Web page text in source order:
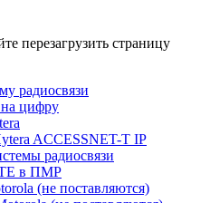
перезагрузить страницу
радиосвязи
на цифру
ACCESSNET-T IP
радиосвязи
в ПМР
(не поставляются)